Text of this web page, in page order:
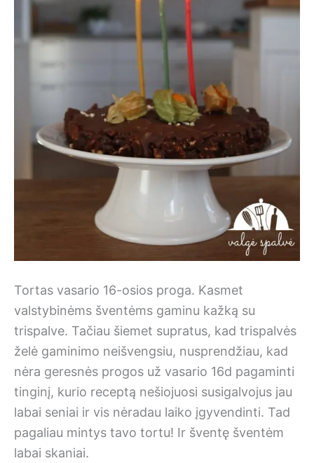
Tortas vasario 16-osios proga. Kasmet
valstybinėms šventėms gaminu kažką su
trispalve. Tačiau šiemet supratus, kad trispalvės
želė gaminimo neišvengsiu, nusprendžiau, kad
nėra geresnės progos už vasario 16d pagaminti
tinginį, kurio receptą nešiojuosi susigalvojus jau
labai seniai ir vis nėradau laiko įgyvendinti. Tad
pagaliau mintys tavo tortu! Ir šventę šventėm
labai skaniai.